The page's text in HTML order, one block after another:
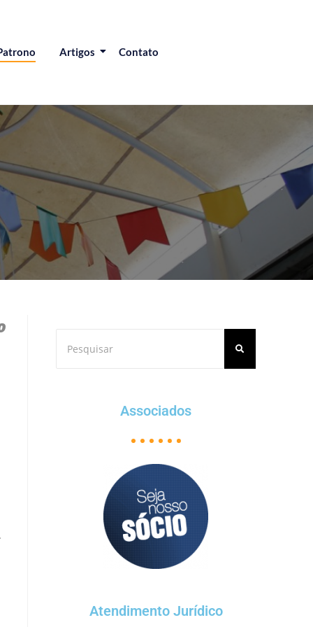
Artigos Contato
Associados
Atendimento Jurídico